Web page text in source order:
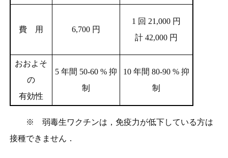
費 用 6,700 円
1 回 21,000 円
計 42,000 円
おおよそ
の
有効性
5 年間 50-60 % 抑
制
10 年間 80-90 % 抑
制
※ 弱毒生ワクチンは，免疫力が低下している方は
接種できません．